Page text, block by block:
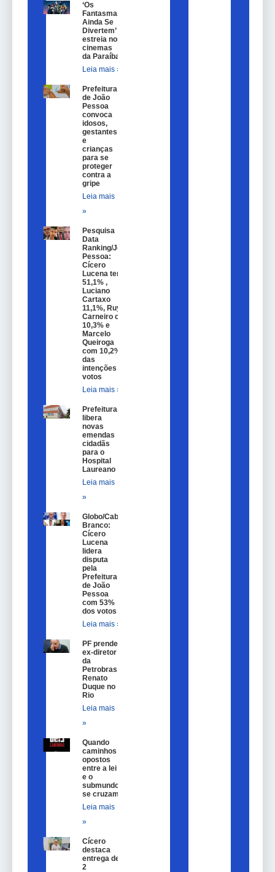
‘Os
Fantasmas
Ainda Se
Divertem’
estreia nos
cinemas
da Paraíba
Leia mais »
Prefeitura
de João
Pessoa
convoca
idosos,
gestantes
e
crianças
para se
proteger
contra a
gripe
Leia mais
»
Pesquisa
Data
Ranking/João
Pessoa:
Cícero
Lucena tem
51,1% ,
Luciano
Cartaxo
11,1%, Ruy
Carneiro com
10,3% e
Marcelo
Queiroga
com 10,2%
das
intenções de
votos
Leia mais »
Prefeitura
libera
novas
emendas
cidadãs
para o
Hospital
Laureano
Leia mais
»
Globo/Cabo
Branco:
Cícero
Lucena
lidera
disputa
pela
Prefeitura
de João
Pessoa
com 53%
dos votos
Leia mais »
PF prende
ex-diretor
da
Petrobras
Renato
Duque no
Rio
Leia mais
»
Quando
caminhos
opostos
entre a lei
e o
submundo
se cruzam
Leia mais
»
Cícero
destaca
entrega de
2